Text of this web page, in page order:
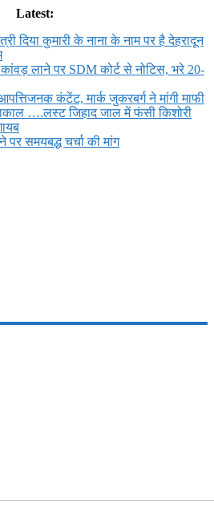
Latest:
दिया कुमारी के नाना के नाम पर है देहरादून
लाने पर SDM कोर्ट से नोट‍िस, भरे 20-
कंटेंट, मार्क जुकरबर्ग ने मांगी माफी
….लस्ट जिहाद जाल में फंसी किशोरी
पर समयबद्ध चर्चा की मांग